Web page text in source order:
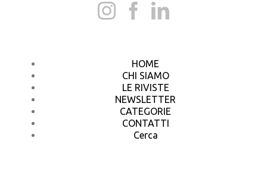
HOME
CHI SIAMO
LE RIVISTE
NEWSLETTER
CATEGORIE
CONTATTI
Cerca